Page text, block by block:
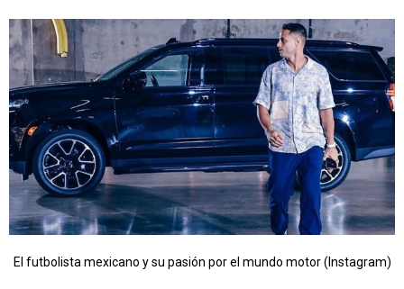
El futbolista mexicano y su pasión por el mundo motor (Instagram)